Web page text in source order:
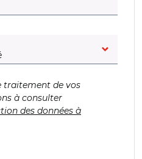
traitement de vos
à consulter
des données à